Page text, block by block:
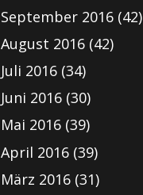
September 2016(42)
August 2016(42)
Juli 2016(34)
Juni 2016(30)
Mai 2016(39)
April 2016(39)
März 2016(31)